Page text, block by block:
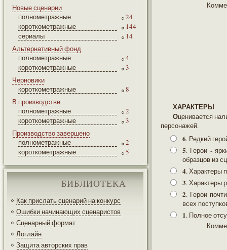
Новые сценарии
полнометражные
24
короткометражные
144
сериалы
14
Альтернативный фонд
полнометражные
4
короткометражные
3
Черновики
короткометражные
8
В производстве
полнометражные
2
короткометражные
3
Производство завершено
полнометражные
2
короткометражные
5
БИБЛИОТЕКА
Как прислать сценарий на конкурс
Ошибки начинающих сценаристов
Сценарный формат
Логлайн
Защита авторских прав
ХАРАКТЕРЫ
Оценивается наличие ярких запоминающихся характеров и обоснованность мотивировок поступков
персонажей.
6. Редкий
5. Герои -
образцов из
4. Характеры
3. Характеры
2. Герои
всех
1. Полное